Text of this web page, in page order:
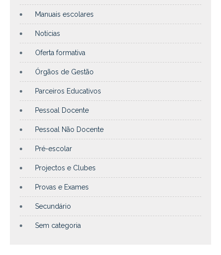
Manuais escolares
Notícias
Oferta formativa
Órgãos de Gestão
Parceiros Educativos
Pessoal Docente
Pessoal Não Docente
Pré-escolar
Projectos e Clubes
Provas e Exames
Secundário
Sem categoria